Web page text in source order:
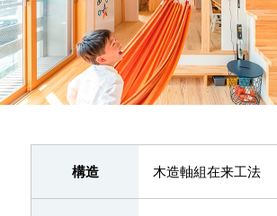
構造 木造軸組在来工法